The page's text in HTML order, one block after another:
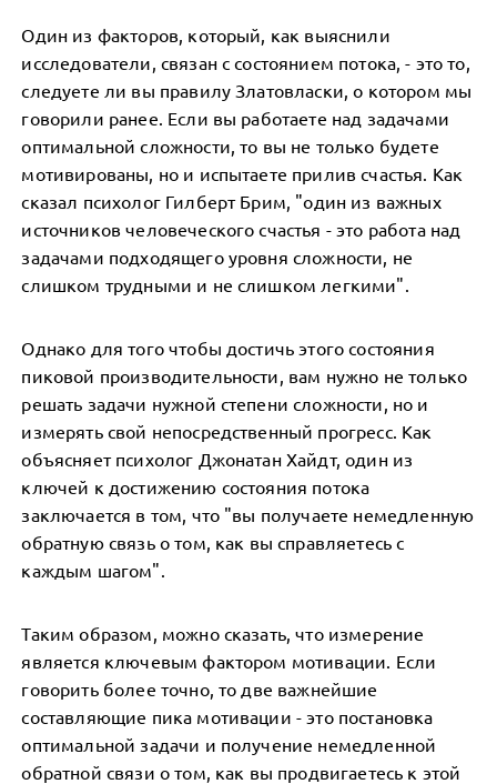
Один из факторов, который, как выяснили
исследователи, связан с состоянием потока, - это то,
следуете ли вы правилу Златовласки, о котором мы
говорили ранее. Если вы работаете над задачами
оптимальной сложности, то вы не только будете
мотивированы, но и испытаете прилив счастья. Как
сказал психолог Гилберт Брим, "один из важных
источников человеческого счастья - это работа над
задачами подходящего уровня сложности, не
слишком трудными и не слишком легкими".
Однако для того чтобы достичь этого состояния
пиковой производительности, вам нужно не только
решать задачи нужной степени сложности, но и
измерять свой непосредственный прогресс. Как
объясняет психолог Джонатан Хайдт, один из
ключей к достижению состояния потока
заключается в том, что "вы получаете немедленную
обратную связь о том, как вы справляетесь с
каждым шагом".
Таким образом, можно сказать, что измерение
является ключевым фактором мотивации. Если
говорить более точно, то две важнейшие
составляющие пика мотивации - это постановка
оптимальной задачи и получение немедленной
обратной связи о том, как вы продвигаетесь к этой